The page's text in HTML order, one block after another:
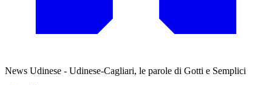
News Udinese - Udinese-Cagliari, le parole di Gotti e Semplici